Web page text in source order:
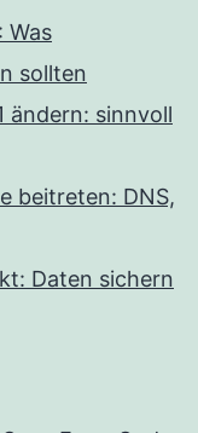
Was
sollten
ändern: sinnvoll
beitreten: DNS,
Daten sichern